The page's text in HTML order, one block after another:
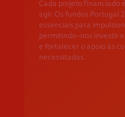
Avenida Casal Ribeiro, 59,
+351 707 10 28 28
Cada projeto financiado
agir. Os fundos Portugal
essenciais para
permitindo-nos investir
e fortalecer o apoio às
necessitadas.